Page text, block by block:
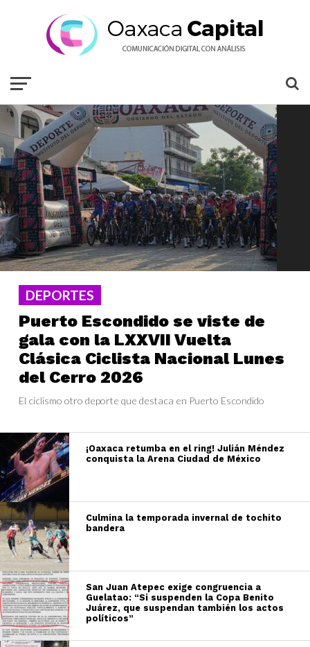
DEPORTES
Puerto Escondido se viste de
gala con la LXXVII Vuelta
Clásica Ciclista Nacional Lunes
del Cerro 2026
El ciclismo otro deporte que destaca en Puerto Escondido
¡Oaxaca retumba en el ring! Julián Méndez
conquista la Arena Ciudad de México
Culmina la temporada invernal de tochito
bandera
San Juan Atepec exige congruencia a
Guelatao: “Si suspenden la Copa Benito
Juárez, que suspendan también los actos
políticos”